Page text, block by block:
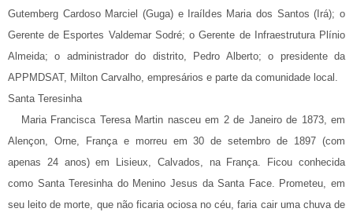
Gutemberg Cardoso Marciel (Guga) e Iraíldes Maria dos Santos (Irá); o
Gerente de Esportes Valdemar Sodré; o Gerente de Infraestrutura Plínio
Almeida; o administrador do distrito, Pedro Alberto; o presidente da
APPMDSAT, Milton Carvalho, empresários e parte da comunidade local.
Santa Teresinha
Maria Francisca Teresa Martin nasceu em 2 de Janeiro de 1873, em
Alençon, Orne, França e morreu em 30 de setembro de 1897 (com
apenas 24 anos) em Lisieux, Calvados, na França. Ficou conhecida
como Santa Teresinha do Menino Jesus da Santa Face. Prometeu, em
seu leito de morte, que não ficaria ociosa no céu, faria cair uma chuva de